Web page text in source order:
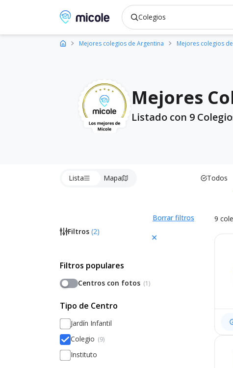
Micole, buscador de colegios
Mejores colegios de Argentina Mejores colegios
Mejores
Listado con 9
Lista Mapa Todos
Filtros (2)
Borrar filtros
Filtros populares
Centros con fotos (1)
Tipo de Centro
Jardín Infantil
Colegio (9)
Instituto
9